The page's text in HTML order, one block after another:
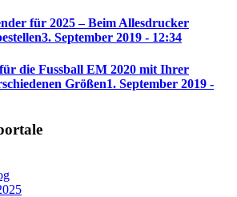
für 2025 – Beim Allesdrucker
3. September 2019 - 12:34
die Fussball EM 2020 mit Ihrer
Größen1. September 2019 -